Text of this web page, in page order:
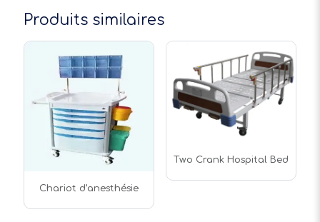
Produits similaires
Chariot d’anesthésie
Two Crank Hospital Bed